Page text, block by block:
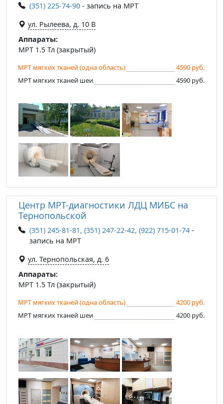
(351) 225-74-90 - запись на МРТ
ул. Рылеева, д. 10 В
Аппараты:
МРТ 1.5 Тл (закрытый)
МРТ мягких тканей (одна область)
4590 руб.
МРТ мягких тканей шеи
4590 руб.
Центр МРТ-диагностики ЛДЦ МИБС на
Тернопольской
(351) 245-81-81, (351) 247-22-42, (922) 715-01-74 -
запись на МРТ
ул. Тернопольская, д. 6
Аппараты:
МРТ 1.5 Тл (закрытый)
МРТ мягких тканей (одна область)
4200 руб.
МРТ мягких тканей шеи
4200 руб.